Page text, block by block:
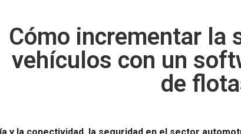
Cómo incrementar la
vehículos con un
de